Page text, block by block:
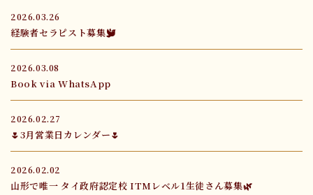
2026.03.26
経験者セラピスト募集🕊️
2026.03.08
Book via WhatsApp
2026.02.27
🌷3月営業日カレンダー🌷
2026.02.02
山形で唯一 タイ政府認定校 ITMレベル1生徒さん募集🌿